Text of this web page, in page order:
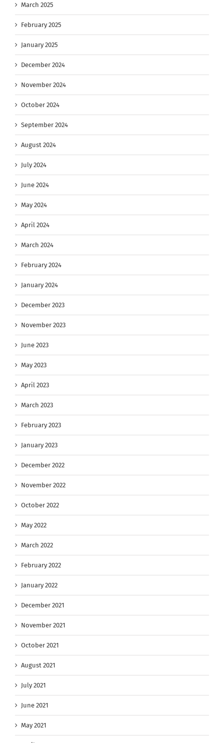
March 2025
February 2025
January 2025
December 2024
November 2024
October 2024
September 2024
August 2024
July 2024
June 2024
May 2024
April 2024
March 2024
February 2024
January 2024
December 2023
November 2023
June 2023
May 2023
April 2023
March 2023
February 2023
January 2023
December 2022
November 2022
October 2022
May 2022
March 2022
February 2022
January 2022
December 2021
November 2021
October 2021
August 2021
July 2021
June 2021
May 2021